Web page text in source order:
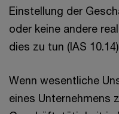
Einstellung der
oder keine andere
dies zu tun (IAS
Wenn wesentliche
eines Unternehmens